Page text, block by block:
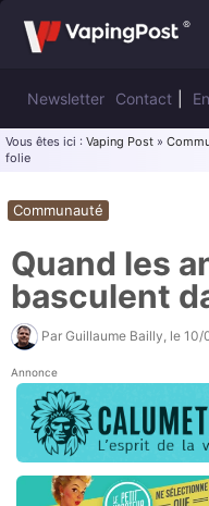
Newsletter Contact
Vous êtes ici : Vaping Post »
folie
Communauté
Quand les
basculent
Par Guillaume Bailly , le 10/
Annonce